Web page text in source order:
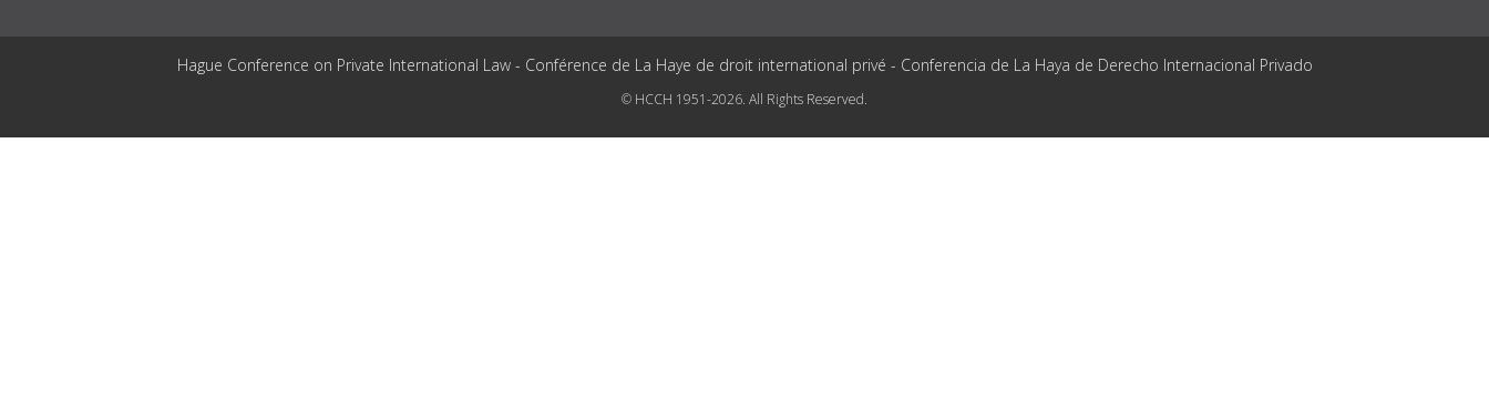
Hague Conference on Private International Law - Conférence de La Haye de droit international privé - Conferencia de La Haya de Derecho Internacional Privado
© HCCH 1951-2026. All Rights Reserved.